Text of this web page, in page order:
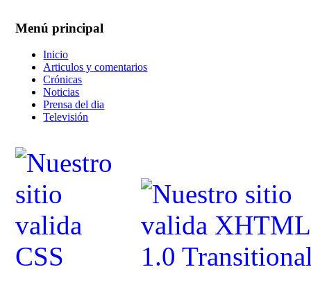
Menú principal
Inicio
Articulos y comentarios
Crónicas
Noticias
Prensa del dia
Televisión